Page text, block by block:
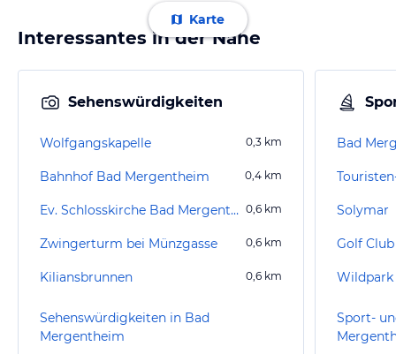
Karte
Interessantes in der Nähe
Sehenswürdigkeiten
Wolfgangskapelle 0,3 km
Bahnhof Bad Mergentheim 0,4 km
Ev. Schlosskirche Bad Mergentheim 0,6 km
Zwingerturm bei Münzgasse 0,6 km
Kiliansbrunnen 0,6 km
Sehenswürdigkeiten in Bad
Mergentheim
Solymar
Golf
Sport-